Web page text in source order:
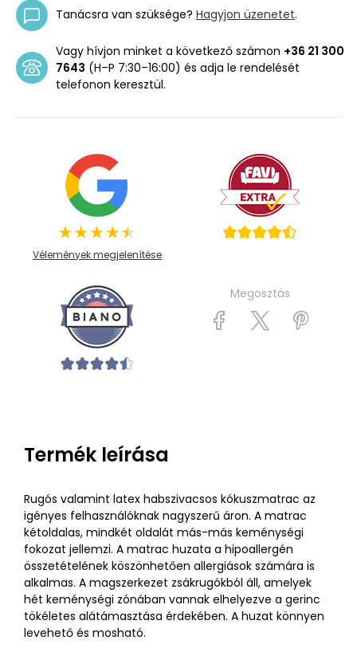
Tanácsra van szüksége? Hagyjon üzenetet.
Vagy hívjon minket a következő számon +36 21 300
7643 (H–P 7:30–16:00) és adja le rendelését
telefonon keresztül.
Vélemények megjelenítése
Megosztás
Termék leírása
Rugós valamint latex habszivacsos kókuszmatrac az
igényes felhasználóknak nagyszerű áron. A matrac
kétoldalas, mindkét oldalát más-más keménységi
fokozat jellemzi. A matrac huzata a hipoallergén
összetételének köszönhetően allergiások számára is
alkalmas. A magszerkezet zsákrugókból áll, amelyek
hét keménységi zónában vannak elhelyezve a gerinc
tökéletes alátámasztása érdekében. A huzat könnyen
levehető és mosható.